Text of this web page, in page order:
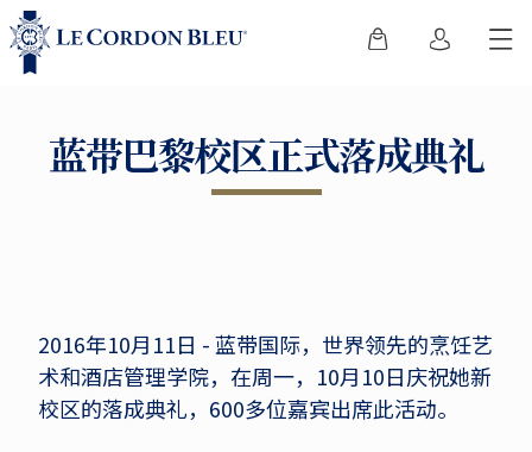
蓝带巴黎校区正式落成典礼
2016年10月11日 - 蓝带国际，世界领先的烹饪艺
术和酒店管理学院，在周一，10月10日庆祝她新
校区的落成典礼，600多位嘉宾出席此活动。